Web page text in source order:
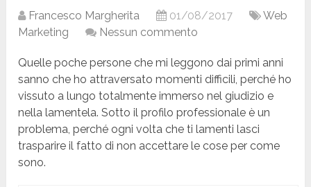
Francesco Margherita 01/08/2017
Web
Marketing
Nessun commento
Quelle poche persone che mi leggono dai primi anni
sanno che ho attraversato momenti difficili, perché ho
vissuto a lungo totalmente immerso nel giudizio e
nella lamentela. Sotto il profilo professionale è un
problema, perché ogni volta che ti lamenti lasci
trasparire il fatto di non accettare le cose per come
sono.